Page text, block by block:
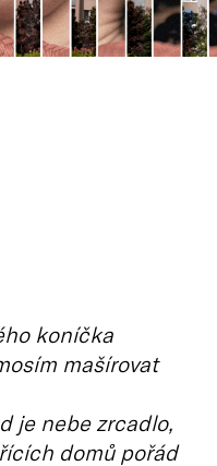
koníčka
mašírovat
je nebe zrcadlo,
domů pořád